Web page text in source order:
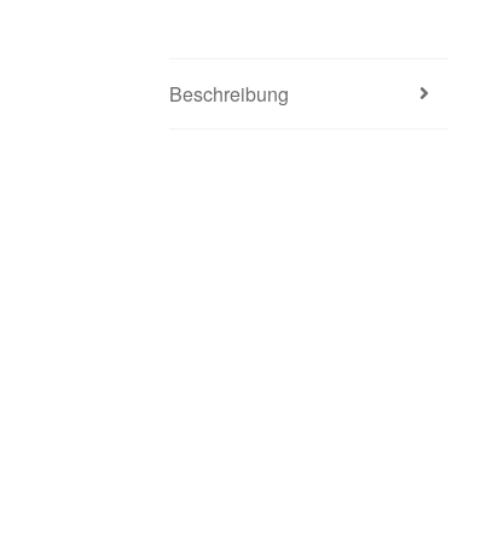
Beschreibung